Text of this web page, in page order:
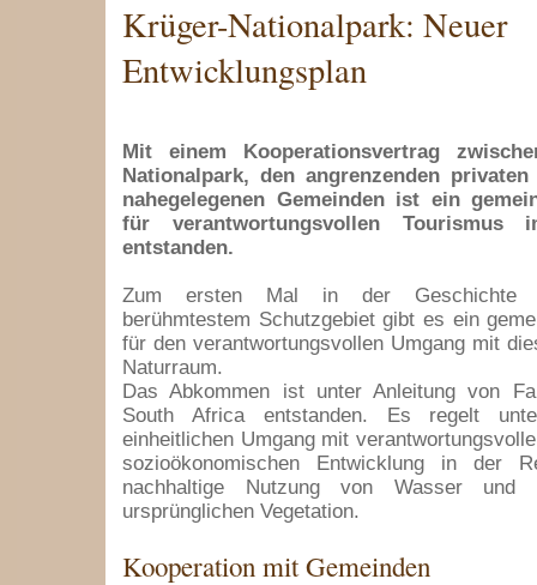
Krüger-Nationalpark: Neuer
Entwicklungsplan
Mit einem Kooperationsvertrag
Nationalpark, den angrenzenden
nahegelegenen Gemeinden ist ein
für verantwortungsvollen Tourismus
entstanden.
Zum ersten Mal in der Geschichte
berühmtestem Schutzgebiet gibt es ein
für den verantwortungsvollen Umgang mit
Naturraum.
Das Abkommen ist unter Anleitung von
South Africa entstanden. Es regelt
einheitlichen Umgang mit
sozioökonomischen Entwicklung in der
nachhaltige Nutzung von Wasser
ursprünglichen Vegetation.
Kooperation mit Gemeinden